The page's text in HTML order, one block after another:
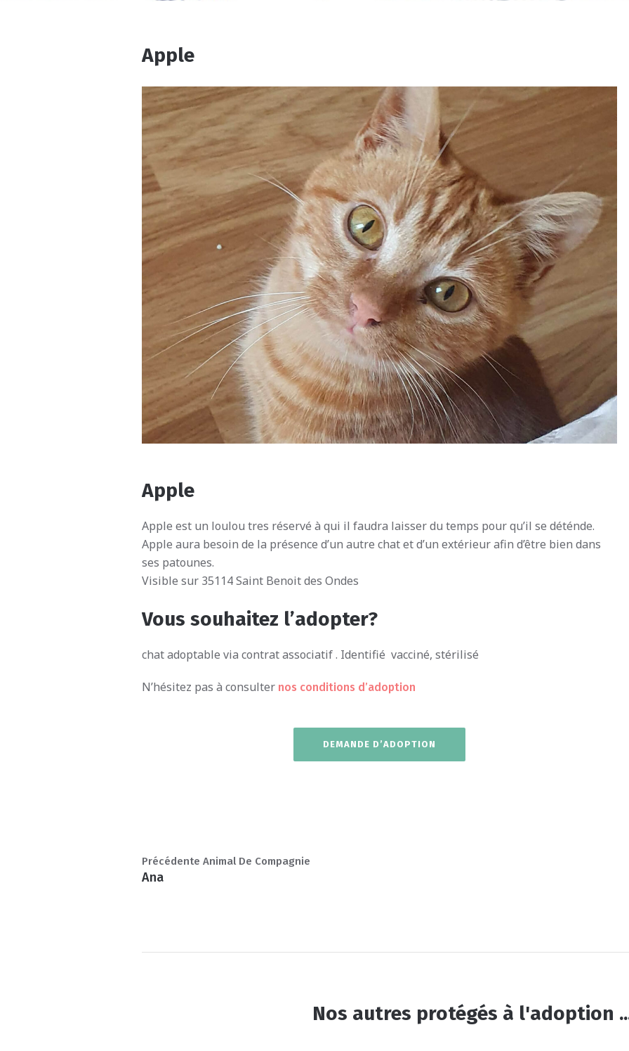
Apple
Apple
Apple est un loulou tres réservé à qui il faudra laisser du temps pour qu’il se déténde.
Apple aura besoin de la présence d’un autre chat et d’un extérieur afin d’être bien dans
ses patounes.
Visible sur 35114 Saint Benoit des Ondes
Vous souhaitez l’adopter?
chat adoptable via contrat associatif . Identifié vacciné, stérilisé
N’hésitez pas à consulter nos conditions d’adoption
DEMANDE D’ADOPTION
Ana
Précédente Animal De Compagnie
Nos autres protégés à l'adoption